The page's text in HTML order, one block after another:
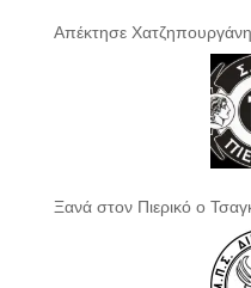
Απέκτησε
Ξανά στον Πιερικό ο